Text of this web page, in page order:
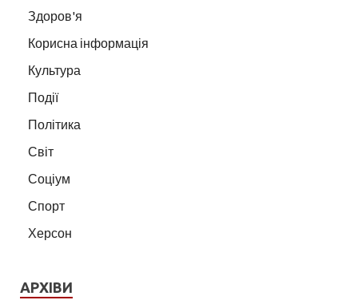
Здоров'я
Корисна інформація
Культура
Події
Політика
Світ
Соціум
Спорт
Херсон
АРХІВИ